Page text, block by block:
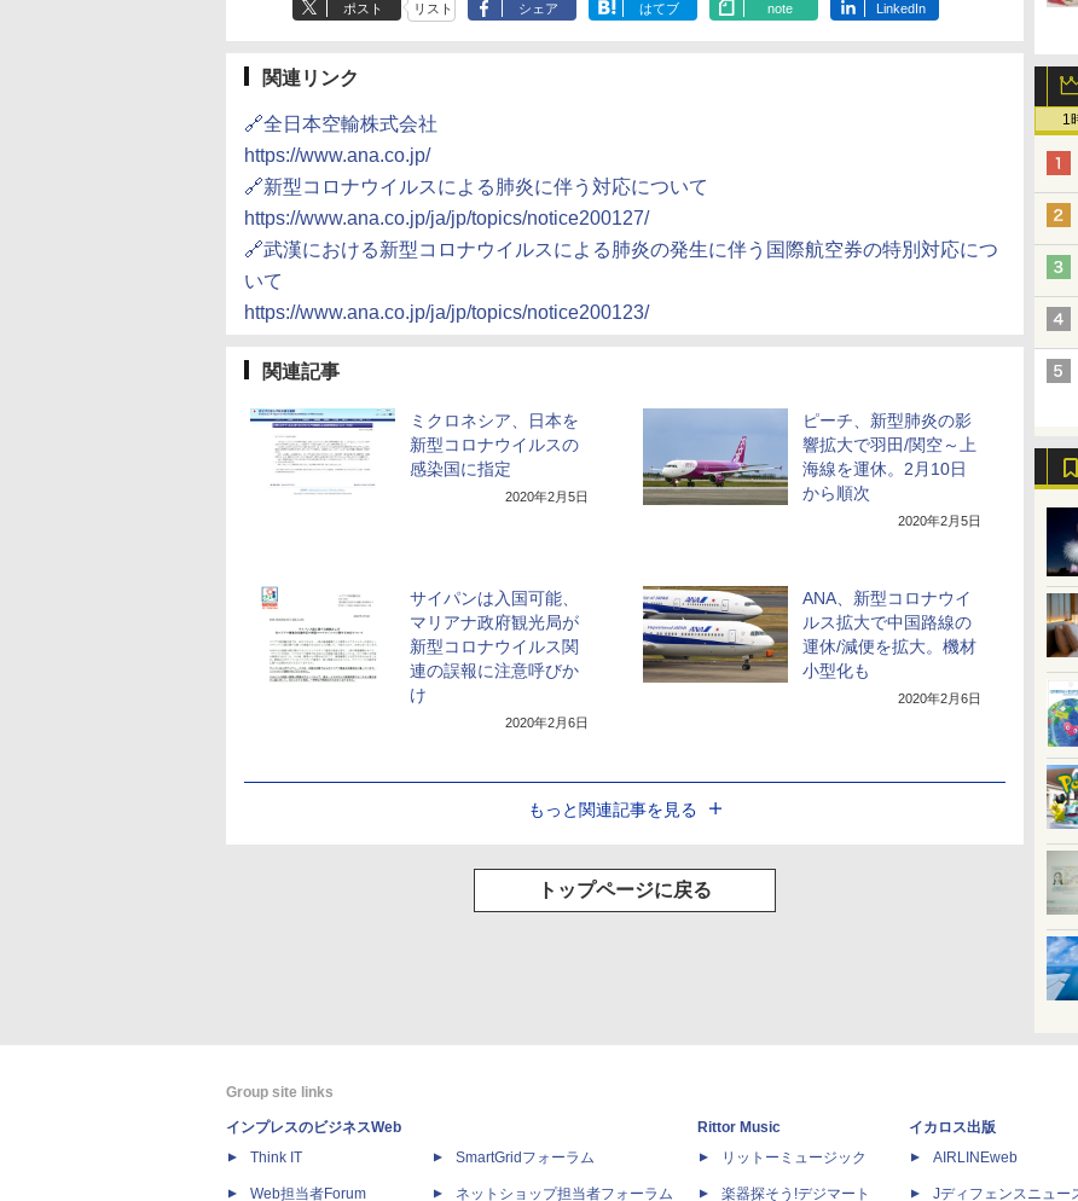
1
ポスト リスト シェア はてブ note LinkedIn
関連リンク
🔗全日本空輸株式会社
https://www.ana.co.jp/
🔗新型コロナウイルスによる肺炎に伴う対応について
https://www.ana.co.jp/ja/jp/topics/notice200127/
🔗武漢における新型コロナウイルスによる肺炎の発生に伴う国際航空券の特別対応につ
いて
https://www.ana.co.jp/ja/jp/topics/notice200123/
関連記事
ミクロネシア、日本を
新型コロナウイルスの
感染国に指定
2020年2月5日
ピーチ、新型肺炎の影
響拡大で羽田/関空～上
海線を運休。2月10日
から順次
2020年2月5日
サイパンは入国可能、
マリアナ政府観光局が
新型コロナウイルス関
連の誤報に注意呼びか
け
2020年2月6日
ANA、新型コロナウイ
ルス拡大で中国路線の
運休/減便を拡大。機材
小型化も
2020年2月6日
もっと関連記事を見る
トップページに戻る
Group site links
インプレスのビジネスWeb
Think IT
Web担当者Forum
SmartGridフォーラム
ネットショップ担当者フォーラム
Rittor Music
リットーミュージック
楽器探そう!デジマート
イカロス出版
AIRLINEweb
Jディフェンスニュー